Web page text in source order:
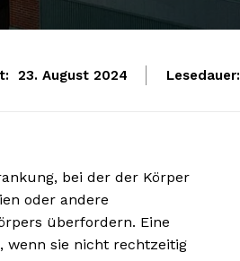
23. August 2024 Lesedauer:
bei der der Körper
oder andere
überfordern. Eine
wenn sie nicht rechtzeitig